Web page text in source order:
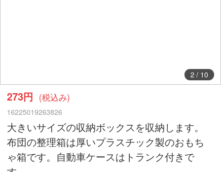
3/ 10
273円 (税込み)
16225019263826
大きいサイズの収納ボックスを収納します。
布団の整理箱は厚いプラスチック製のおもち
ゃ箱です。自動車ケースはトランク付きで